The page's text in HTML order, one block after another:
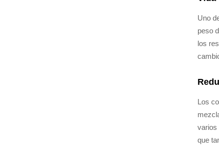
Uno
peso
los
Los
varios
que